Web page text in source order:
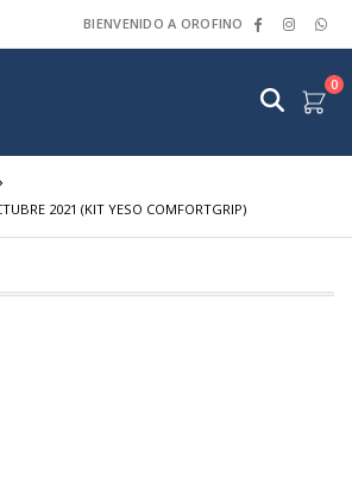
BIENVENIDO A OROFINO
0
2021 (KIT YESO COMFORTGRIP)